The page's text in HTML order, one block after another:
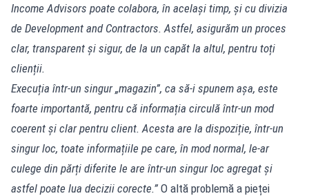
Income Advisors poate colabora, în același timp, și cu divizia
de Development and Contractors. Astfel, asigurăm un proces
clar, transparent și sigur, de la un capăt la altul, pentru toți
clienții.
Execuția într-un singur „magazin”, ca să-i spunem așa, este
foarte importantă, pentru că informația circulă într-un mod
coerent și clar pentru client. Acesta are la dispoziție, într-un
singur loc, toate informațiile pe care, în mod normal, le-ar
culege din părți diferite le are într-un singur loc agregat și
astfel poate lua decizii corecte.”O altă problemă a pieței